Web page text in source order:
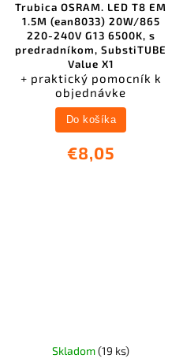
Trubica OSRAM. LED T8 EM
1.5M (ean8033) 20W/865
220-240V G13 6500K, s
predradníkom, SubstiTUBE
Value X1
+ praktický pomocník k
objednávke
€8,05
Do košíka
Skladom(19 ks)